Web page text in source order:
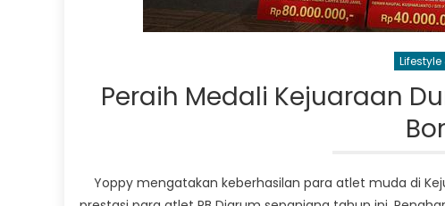
Lifestyle
Peraih Medali Kejuaraan
Yoppy mengatakan keberhasilan para atlet muda di